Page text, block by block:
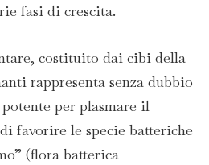
fasi di crescita.
costituito dai cibi della
rappresenta senza dubbio
per plasmare il
favorire le specie batteriche
(flora batterica